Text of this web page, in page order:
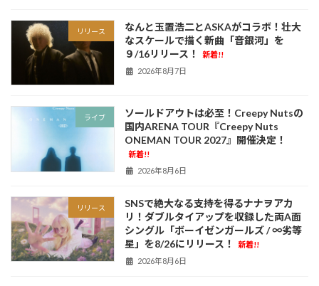
リリース
なんと玉置浩二とASKAがコラボ！壮大
なスケールで描く新曲「音銀河」を
９/16リリース！
新着!!
2026年8月7日
ライブ
ソールドアウトは必至！Creepy Nutsの
国内ARENA TOUR『Creepy Nuts
ONEMAN TOUR 2027』開催決定！
新着!!
2026年8月6日
リリース
SNSで絶大なる支持を得るナナヲアカ
リ！ダブルタイアップを収録した両A面
シングル「ボーイゼンガールズ / ∞劣等
星」を8/26にリリース！
新着!!
2026年8月6日